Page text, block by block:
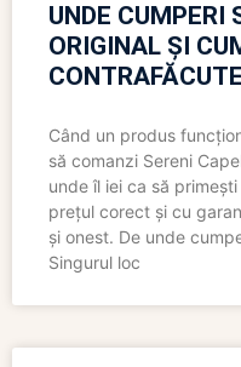
UNDE CUMPERI
ORIGINAL ȘI
CONTRAFĂCUTE
Când un produs
să comanzi Sereni
unde îl iei ca să
prețul corect și cu
și onest. De unde
Singurul loc